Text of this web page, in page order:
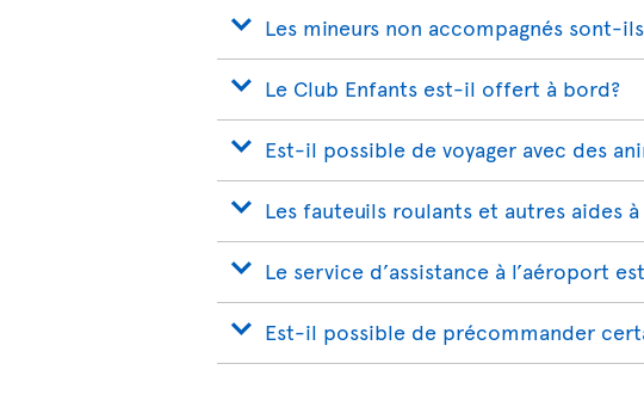
Les mineurs non accompagnés sont-
Le Club Enfants est-il offert à bord?
Est-il possible de voyager avec des
Les fauteuils roulants et autres aides
Le service d’assistance à l’aéroport
Est-il possible de précommander